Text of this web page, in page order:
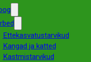
Ettekasvatustarvikud
Kangad ja katted
Kastmistarvikud